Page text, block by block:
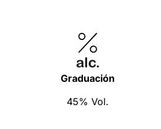
Graduación
45% Vol.